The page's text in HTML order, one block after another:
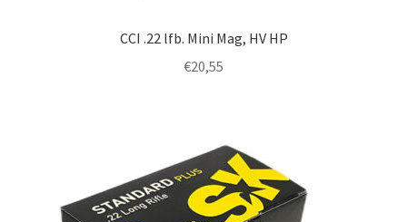
CCI .22 lfb. Mini Mag, HV HP
€20,55